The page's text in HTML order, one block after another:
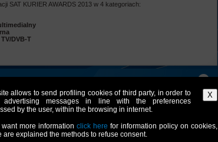
allows to send profiling cookies of third party, in order to
advertising messages in line with the preferences
by the user, within the browsing in internet.
want more information click here for information policy on cookies,
are explained the methods to refuse consent.
SAT KURIER AWARDS 2013 w 4 kategoriach:
DVB-T